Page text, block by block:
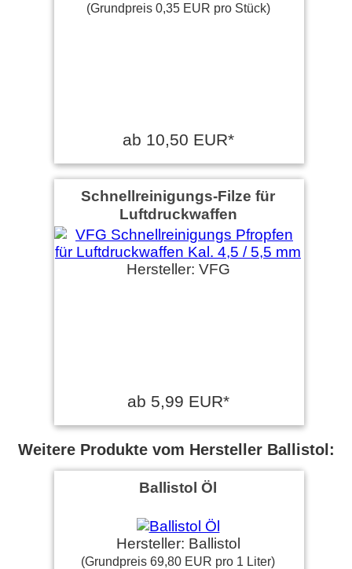
(Grundpreis 0,35 EUR pro Stück)
ab 10,50 EUR*
Schnellreinigungs-Filze für
Luftdruckwaffen
Hersteller: VFG
ab 5,99 EUR*
Weitere Produkte vom Hersteller Ballistol:
Ballistol Öl
Hersteller: Ballistol
(Grundpreis 69,80 EUR pro 1 Liter)